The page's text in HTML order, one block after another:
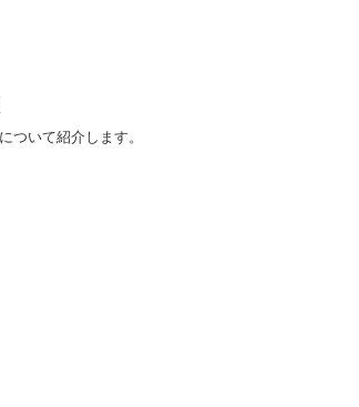
ついて紹介します。